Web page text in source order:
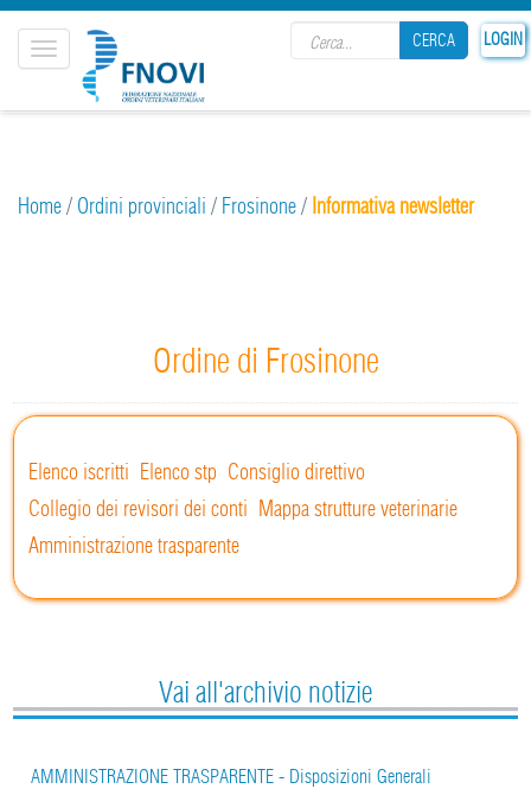
LOGIN
CERCA
Toggle
navigation
Home/ Ordini provinciali / Frosinone/ Informativa newsletter
Ordine di Frosinone
Elenco iscritti Elenco stp Consiglio direttivo
Collegio dei revisori dei conti Mappa strutture veterinarie
Amministrazione trasparente
Vai all'archivio notizie
AMMINISTRAZIONE TRASPARENTE - Disposizioni Generali